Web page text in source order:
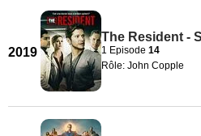
2019
The Resident -
1 Episode 14
Rôle: John Copple